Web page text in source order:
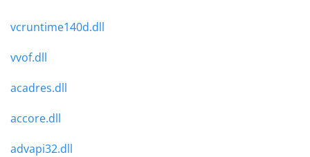
vcruntime140d.dll
vvof.dll
acadres.dll
accore.dll
advapi32.dll